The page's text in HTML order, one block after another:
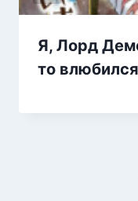
Я, Лорд
то